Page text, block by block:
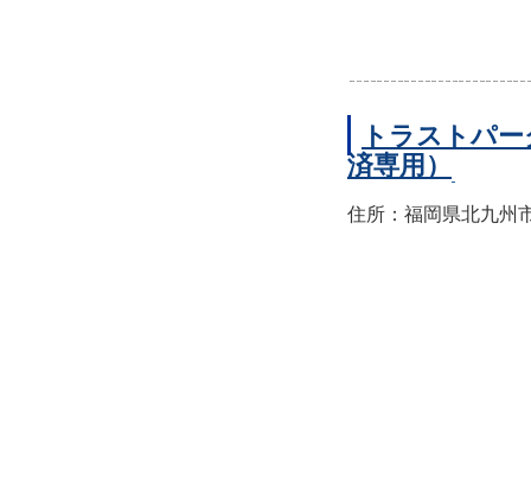
トラストパ
済専用）
住所：福岡県北九州